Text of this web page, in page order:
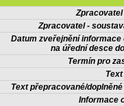
Zpracovatel -
Datum zveřejnění informace
na úřední desce
Termín pro
Text přepracované/
Informace